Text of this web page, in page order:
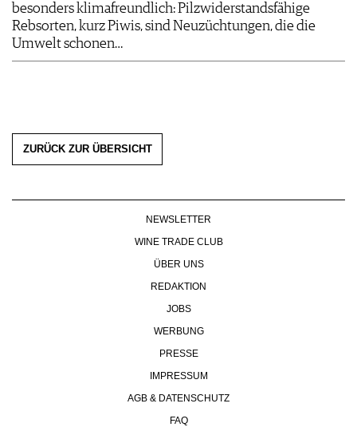
besonders klimafreundlich: Pilzwiderstandsfähige
Rebsorten, kurz Piwis, sind Neuzüchtungen, die die
Umwelt schonen…
ZURÜCK ZUR ÜBERSICHT
NEWSLETTER
WINE TRADE CLUB
ÜBER UNS
REDAKTION
JOBS
WERBUNG
PRESSE
IMPRESSUM
AGB & DATENSCHUTZ
FAQ